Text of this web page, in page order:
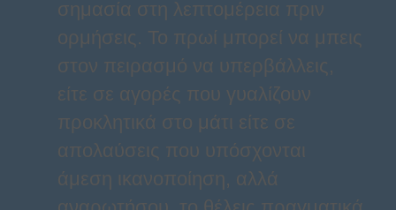
σημασία στη λεπτομέρεια πριν
ορμήσεις. Το πρωί μπορεί να μπεις
στον πειρασμό να υπερβάλλεις,
είτε σε αγορές που γυαλίζουν
προκλητικά στο μάτι είτε σε
απολαύσεις που υπόσχονται
άμεση ικανοποίηση, αλλά